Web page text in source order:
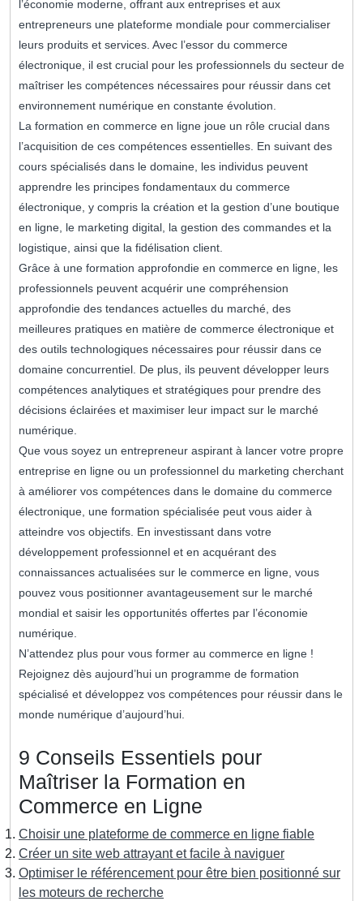
l’économie moderne, offrant aux entreprises et aux
entrepreneurs une plateforme mondiale pour commercialiser
leurs produits et services. Avec l’essor du commerce
électronique, il est crucial pour les professionnels du secteur de
maîtriser les compétences nécessaires pour réussir dans cet
environnement numérique en constante évolution.
La formation en commerce en ligne joue un rôle crucial dans
l’acquisition de ces compétences essentielles. En suivant des
cours spécialisés dans le domaine, les individus peuvent
apprendre les principes fondamentaux du commerce
électronique, y compris la création et la gestion d’une boutique
en ligne, le marketing digital, la gestion des commandes et la
logistique, ainsi que la fidélisation client.
Grâce à une formation approfondie en commerce en ligne, les
professionnels peuvent acquérir une compréhension
approfondie des tendances actuelles du marché, des
meilleures pratiques en matière de commerce électronique et
des outils technologiques nécessaires pour réussir dans ce
domaine concurrentiel. De plus, ils peuvent développer leurs
compétences analytiques et stratégiques pour prendre des
décisions éclairées et maximiser leur impact sur le marché
numérique.
Que vous soyez un entrepreneur aspirant à lancer votre propre
entreprise en ligne ou un professionnel du marketing cherchant
à améliorer vos compétences dans le domaine du commerce
électronique, une formation spécialisée peut vous aider à
atteindre vos objectifs. En investissant dans votre
développement professionnel et en acquérant des
connaissances actualisées sur le commerce en ligne, vous
pouvez vous positionner avantageusement sur le marché
mondial et saisir les opportunités offertes par l’économie
numérique.
N’attendez plus pour vous former au commerce en ligne !
Rejoignez dès aujourd’hui un programme de formation
spécialisé et développez vos compétences pour réussir dans le
monde numérique d’aujourd’hui.
9 Conseils Essentiels pour
Maîtriser la Formation en
Commerce en Ligne
Choisir une plateforme de commerce en ligne fiable
Créer un site web attrayant et facile à naviguer
Optimiser le référencement pour être bien positionné sur
les moteurs de recherche